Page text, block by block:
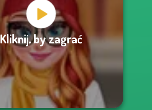
Kliknij, by zagrać